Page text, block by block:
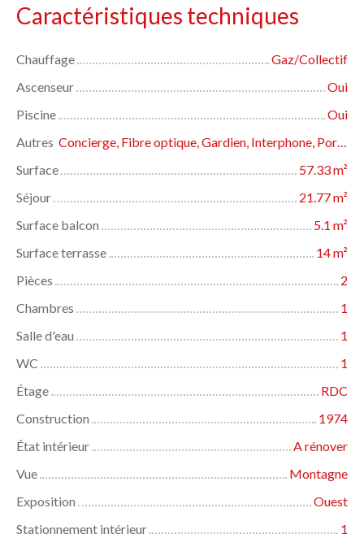
Caractéristiques techniques
Chauffage
Gaz/Collectif
Ascenseur
Oui
Piscine
Oui
Autres
Concierge, Fibre optique, Gardien, Interphone, Porte blindée, Volets électriques
Surface
57.33m²
Séjour
21.77m²
Surface balcon
5.1 m²
Surface terrasse
14m²
Pièces
2
Chambres
1
Salle d'eau
1
WC
1
Étage
RDC
Construction
1974
État intérieur
A rénover
Vue
Montagne
Exposition
Ouest
Stationnement intérieur
1